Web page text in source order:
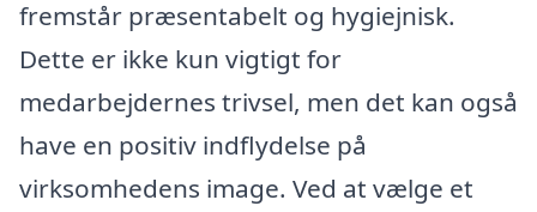
fremstår præsentabelt og hygiejnisk.
Dette er ikke kun vigtigt for
medarbejdernes trivsel, men det kan også
have en positiv indflydelse på
virksomhedens image. Ved at vælge et